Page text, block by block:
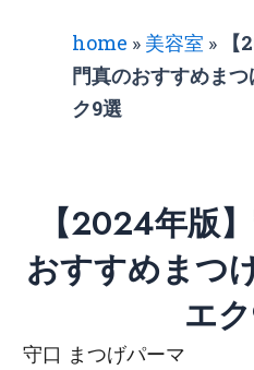
home » 美容室 »
門真のおすすめま
ク9選
【2024年版
おすすめまつ
エ
守口 まつげパーマ